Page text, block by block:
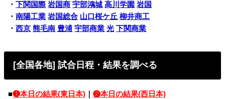
・下関国際 岩国商 宇部鴻城 高川学園 岩国
・南陽工業 岩国総合 山口桜ケ丘 柳井商工
・西京 熊毛南 豊浦 宇部商業 光 下関商業
[全国各地] 試合日程・結果を調べる
■❶本日の結果(東日本) ｜❷本日の結果(西日本)